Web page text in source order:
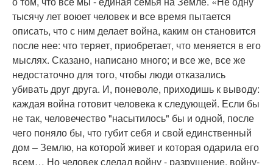
тысячу лет воюет человек и все время пытается
описать, что с ним делает война, каким он становится
после нее: что теряет, приобретает, что меняется в его
мыслях. Сказано, написано много; и все же, все же
недостаточно для того, чтобы люди отказались
убивать друг друга. И, поневоле, приходишь к выводу:
каждая война готовит человека к следующей. Если бы
не так, человечество "насытилось" бы и одной, после
чего поняло бы, что губит себя и свой единственный
дом – Землю, на которой живет и которая одарила его
всем… Но человек сделал войну - разрушение, войну-